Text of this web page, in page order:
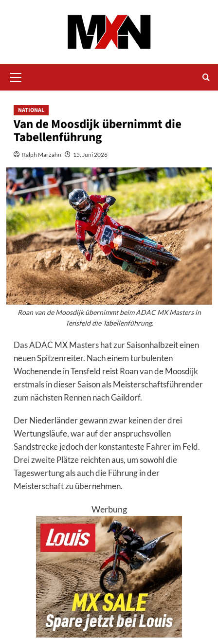
Menü
NATIONAL
Van de Moosdijk übernimmt die
Tabellenführung
Ralph Marzahn 15. Juni 2026
Roan van de Moosdijk übernimmt beim ADAC MX Masters in
Tensfeld die Tabellenführung.
Das ADAC MX Masters hat zur Saisonhalbzeit einen
neuen Spitzenreiter. Nach einem turbulenten
Wochenende in Tensfeld reist Roan van de Moosdijk
erstmals in dieser Saison als Meisterschaftsführender
zum nächsten Rennen nach Gaildorf.
Der Niederländer gewann zwar keinen der drei
Wertungsläufe, war auf der anspruchsvollen
Sandstrecke jedoch der konstanteste Fahrer im Feld.
Drei zweite Plätze reichten aus, um sowohl die
Tageswertung als auch die Führung in der
Meisterschaft zu übernehmen.
Werbung